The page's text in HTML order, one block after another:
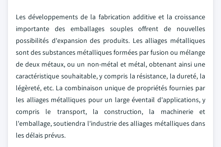
Les développements de la fabrication additive et la croissance
importante des emballages souples offrent de nouvelles
possibilités d'expansion des produits. Les alliages métalliques
sont des substances métalliques formées par fusion ou mélange
de deux métaux, ou un non-métal et métal, obtenant ainsi une
caractéristique souhaitable, y compris la résistance, la dureté, la
légèreté, etc. La combinaison unique de propriétés fournies par
les alliages métalliques pour un large éventail d'applications, y
compris le transport, la construction, la machinerie et
l'emballage, soutiendra l'industrie des alliages métalliques dans
les délais prévus.